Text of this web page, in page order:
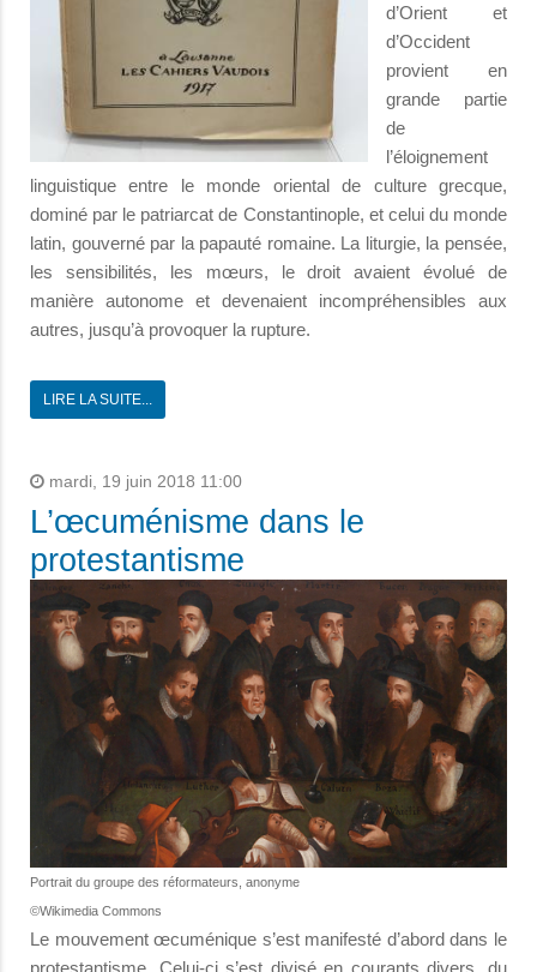
d’Orient et
d’Occident
provient en
grande partie
de
l’éloignement
linguistique entre le monde oriental de culture grecque,
dominé par le patriarcat de Constantinople, et celui du monde
latin, gouverné par la papauté romaine. La liturgie, la pensée,
les sensibilités, les mœurs, le droit avaient évolué de
manière autonome et devenaient incompréhensibles aux
autres, jusqu’à provoquer la rupture.
LIRE LA SUITE...
mardi, 19 juin 2018 11:00
L’œcuménisme dans le
protestantisme
Portrait du groupe des réformateurs, anonyme
©Wikimedia Commons
Le mouvement œcuménique s’est manifesté d’abord dans le
protestantisme. Celui-ci s’est divisé en courants divers, du